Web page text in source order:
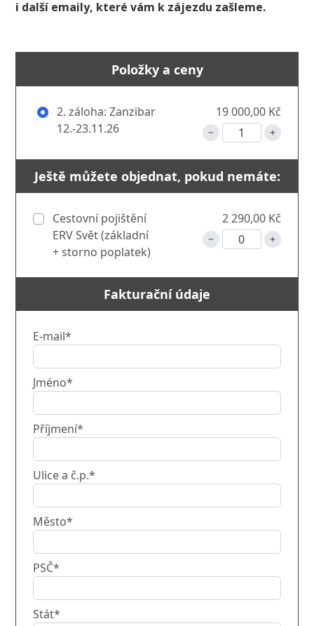
i další emaily, které vám k zájezdu zašleme.
Položky a ceny
2. záloha: Zanzibar
12.-23.11.26
19 000,00 Kč
Ještě můžete objednat, pokud nemáte:
Cestovní pojištění
ERV Svět (základní
+ storno poplatek)
2 290,00 Kč
Fakturační údaje
E-mail*
Jméno*
Příjmení*
Ulice a č.p.*
Město*
PSČ*
Stát*